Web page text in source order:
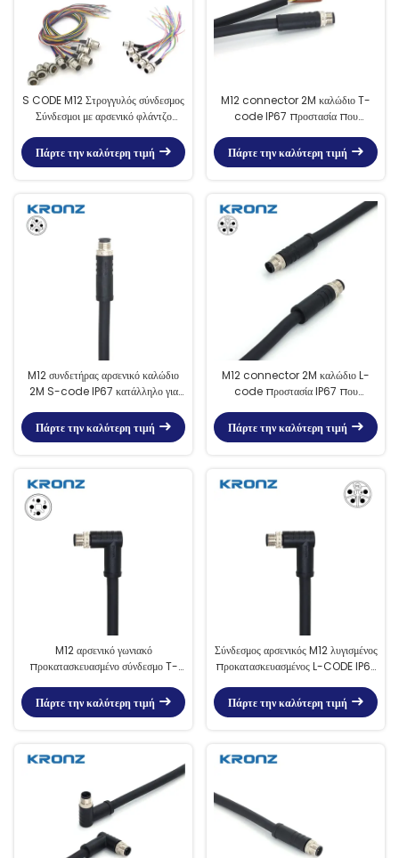
S CODE M12 Στρογγυλός σύνδεσμος
Σύνδεσμοι με αρσενικό φλάντζο
σήματος σε εξοπλισμό βιομηχανικής
αυτοματοποίησης
Πάρτε την καλύτερη τιμή
M12 connector 2M καλώδιο T-
code IP67 προστασία που
αυτοματισμό
Πάρτε την καλύτερη τιμή
M12 συνδετήρας αρσενικό καλώδιο
2M S-code IP67 κατάλληλο για
Πάρτε την καλύτερη τιμή
M12 connector 2M καλώδιο L-
code προστασία IP67 που
αυτοματισμό
Πάρτε την καλύτερη τιμή
M12 αρσενικό γωνιακό
προκατασκευασμένο σύνδεσμο T-
αυτοματοποιημένους αισθητήρες
Πάρτε την καλύτερη τιμή
Σύνδεσμος αρσενικός M12 λυγισμένος
προκατασκευασμένος L-CODE IP67
αισθητήρες
Πάρτε την καλύτερη τιμή